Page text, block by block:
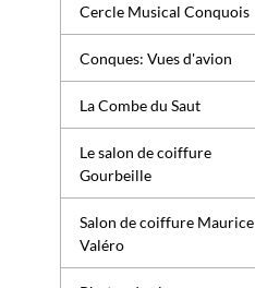
Cercle Musical Conquois
Conques: Vues d'avion
La Combe du Saut
Le salon de coiffure
Gourbeille
Salon de coiffure Maurice
Valéro